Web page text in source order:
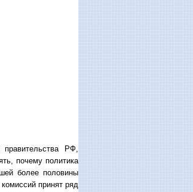
РФ,
почему политика
более половины
принят ряд